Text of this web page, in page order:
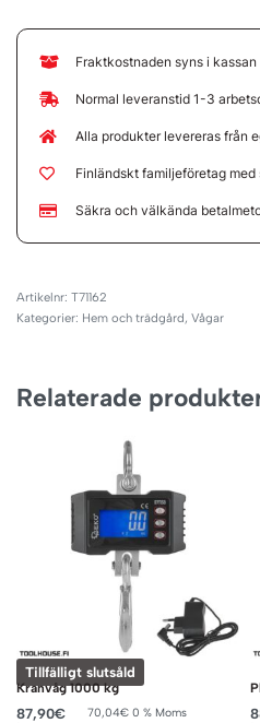
Fraktkostnaden syns i kassan
Normal leveranstid 1-3
Alla produkter levereras från
Finländskt familjeföretag
Säkra och välkända
T71162
Kategorier: Hem och trädgård, Vågar
Relaterade
Tillfälligt slutsåld
Kranvåg 1000 kg
87,90€ 70,04€ 0 % Moms